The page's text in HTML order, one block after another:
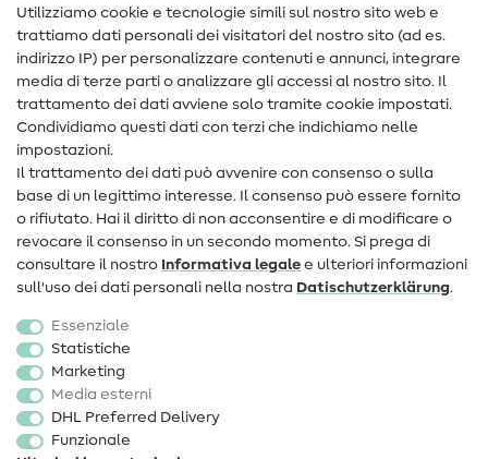
Nähanleitungen
Assistenza e contatto
Contatto
Informazioni sul nuovo proprietario
FAQ
Diritto di recesso
Popolare
Accessori cucito
Sale
Utilizziamo cookie e tecnologie simili sul nostro sito web e
trattiamo dati personali dei visitatori del nostro sito (ad es.
indirizzo IP) per personalizzare contenuti e annunci, integrare
media di terze parti o analizzare gli accessi al nostro sito. Il
trattamento dei dati avviene solo tramite cookie impostati.
Condividiamo questi dati con terzi che indichiamo nelle
impostazioni.
Il trattamento dei dati può avvenire con consenso o sulla
base di un legittimo interesse. Il consenso può essere fornito
o rifiutato. Hai il diritto di non acconsentire e di modificare o
revocare il consenso in un secondo momento. Si prega di
consultare il nostro Informativa legale e ulteriori informazioni
sull'uso dei dati personali nella nostra Dati­schutz­erklärung.
Essenziale
Statistiche
Marketing
Media esterni
DHL Preferred Delivery
Funzionale